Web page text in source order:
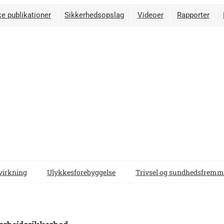
publikationer Sikkerhedsopslag Videoer Rapporter
Ulykkesforebyggelse Trivsel og